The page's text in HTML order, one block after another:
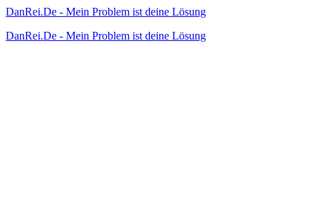
DanRei.De - Mein Problem ist deine Lösung
DanRei.De - Mein Problem ist deine Lösung